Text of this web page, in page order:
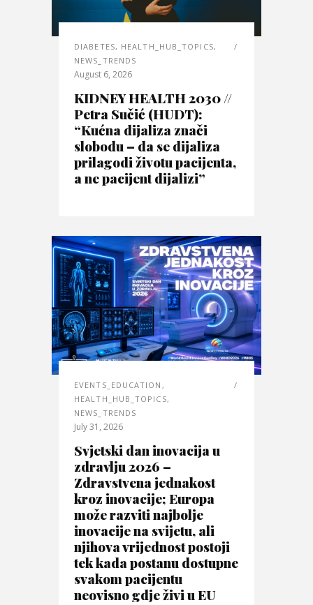
DIABETES, HEALTH_HUB_TOPICS,
NEWS_TRENDS
August 6, 2026
KIDNEY HEALTH 2030 //
Petra Sučić (HUDT):
“Kućna dijaliza znači
slobodu – da se dijaliza
prilagodi životu pacijenta,
a ne pacijent dijalizi”
EVENTS_EDUCATION ,
HEALTH_HUB_TOPICS,
NEWS_TRENDS
July 31, 2026
Svjetski dan inovacija u
zdravlju 2026 –
Zdravstvena jednakost
kroz inovacije; Europa
može razviti najbolje
inovacije na svijetu, ali
njihova vrijednost postoji
tek kada postanu dostupne
svakom pacijentu
neovisno gdje živi u EU